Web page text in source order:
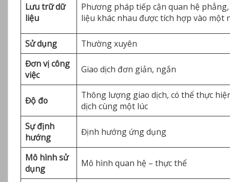
Lưu trữ dữ
liệu
Phương pháp tiếp cận quan hệ
liệu khác nhau được tích hợp vào một
Sử dụng
Thường xuyên
Đơn vị công
việc
Giao dịch đơn giản, ngắn
Độ đo
Thông lượng giao dịch, có thể thực
dịch cùng một lúc
Sự định
hướng
Định hướng ứng dụng
Mô hình sử
dụng
Mô hình quan hệ – thực thể